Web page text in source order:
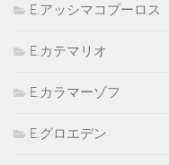
E.アッシマコプーロス
E.カテマリオ
E.カラマーゾフ
E.グロエデン